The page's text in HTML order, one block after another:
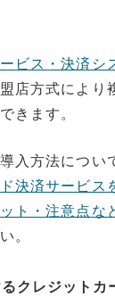
ビス・決済シ
店方式により
きます。
入方法につい
決済サービス
ト・注意点な
。
クレジットカ